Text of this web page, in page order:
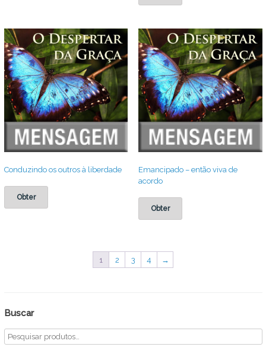
Conduzindo os outros à liberdade
Obter
Emancipado – então viva de
acordo
Obter
1 2 3 4 →
Buscar